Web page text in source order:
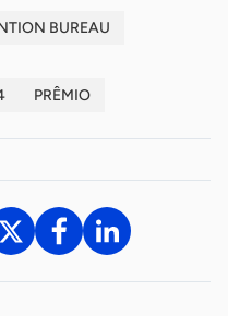
BUREAU
PRÊMIO